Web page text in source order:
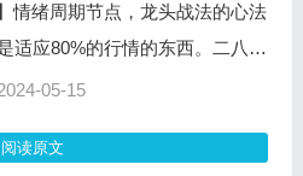
情绪周期节点，龙头战法的心法
适应80%的行情的东西。二八定
则，而是一个经验法则，虽然实
05-15
阅读原文